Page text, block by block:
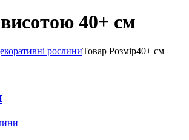
40+ см
рослиниТовар Розмір40+ см